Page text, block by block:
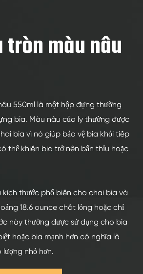
tròn màu nâu
550ml là một hộp đựng thường
bia. Màu nâu của ly thường được
bia vì nó giúp bảo vệ bia khỏi tiếp
thể khiến bia trở nên bẩn thỉu hoặc
thước phổ biến cho chai bia và
18.6 ounce chất lỏng hoặc chỉ
này thường được sử dụng cho bia
hoặc bia mạnh hơn có nghĩa là
nhỏ hơn.